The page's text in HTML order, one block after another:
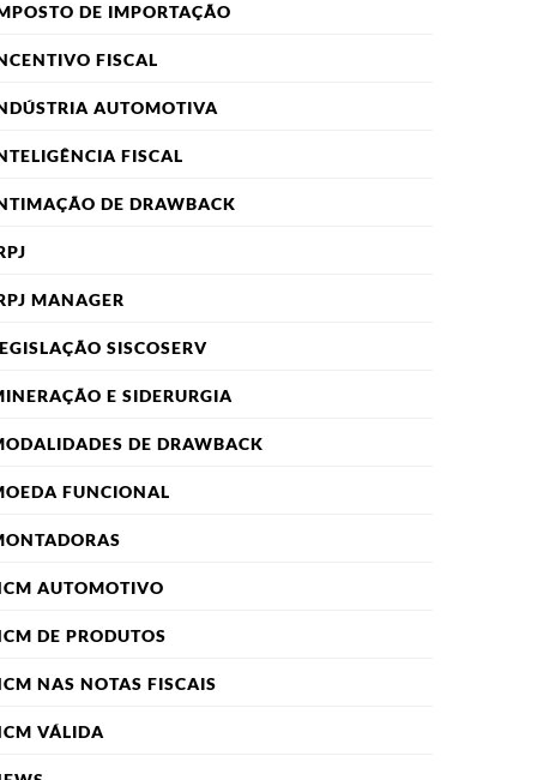
DE IMPORTAÇÃO
FISCAL
AUTOMOTIVA
FISCAL
DE DRAWBACK
MANAGER
SISCOSERV
E SIDERURGIA
DE DRAWBACK
FUNCIONAL
AUTOMOTIVO
DE PRODUTOS
NAS NOTAS FISCAIS
VÁLIDA